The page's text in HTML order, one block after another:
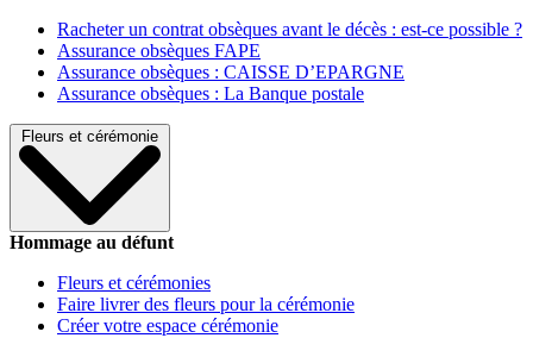
Racheter un contrat obsèques avant le décès : est-ce possible ?
Assurance obsèques FAPE
Assurance obsèques : CAISSE D’EPARGNE
Assurance obsèques : La Banque postale
Fleurs et cérémonie
Hommage au défunt
Fleurs et cérémonies
Faire livrer des fleurs pour la cérémonie
Créer votre espace cérémonie